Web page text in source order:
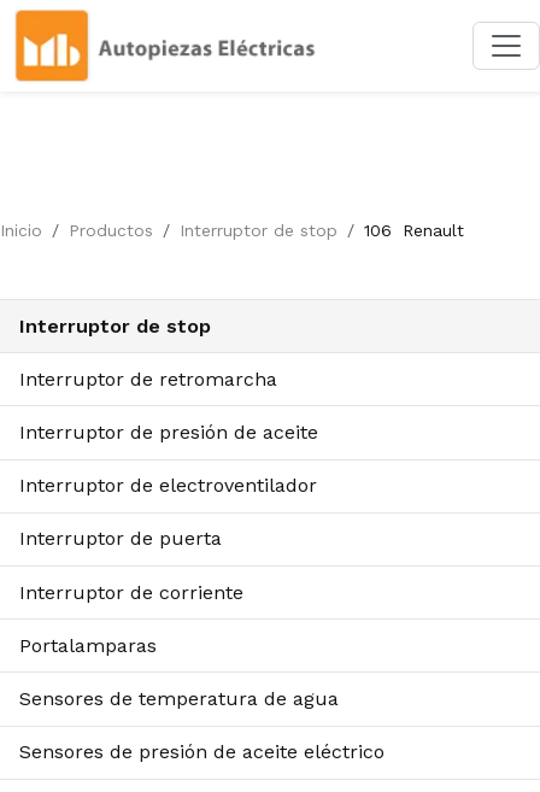
Inicio Productos Interruptor de stop 106 Renault
Interruptor de stop
Interruptor de retromarcha
Interruptor de presión de aceite
Interruptor de electroventilador
Interruptor de puerta
Interruptor de corriente
Portalamparas
Sensores de temperatura de agua
Sensores de presión de aceite eléctrico